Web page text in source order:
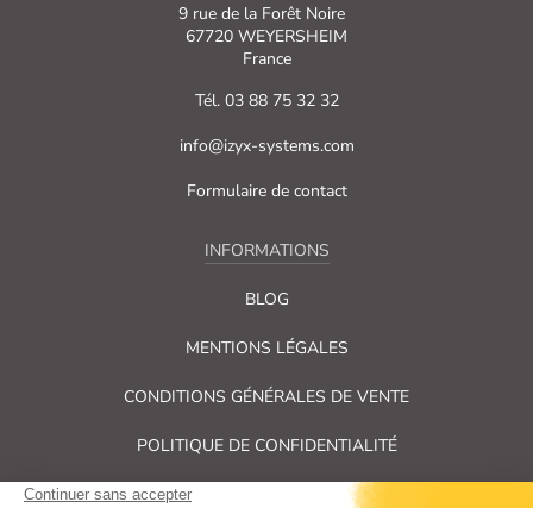
9 rue de la Forêt Noire
67720 WEYERSHEIM
France
Tél. 03 88 75 32 32
info@izyx-systems.com
Formulaire de contact
INFORMATIONS
BLOG
MENTIONS LÉGALES
CONDITIONS GÉNÉRALES DE VENTE
POLITIQUE DE CONFIDENTIALITÉ